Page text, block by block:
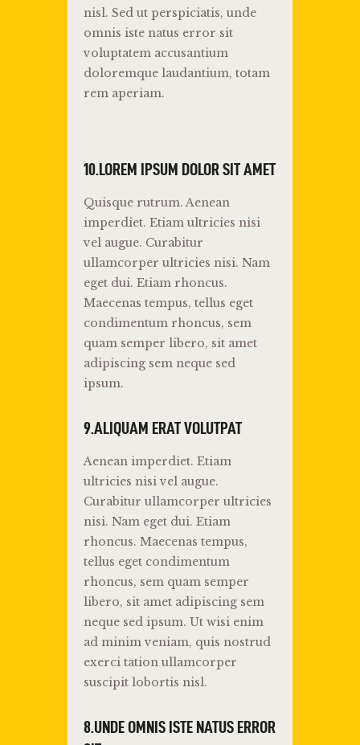
nisl. Sed ut perspiciatis, unde
omnis iste natus error sit
voluptatem accusantium
doloremque laudantium, totam
rem aperiam.
10.LOREM IPSUM DOLOR SIT AMET
Quisque rutrum. Aenean
imperdiet. Etiam ultricies nisi
vel augue. Curabitur
ullamcorper ultricies nisi. Nam
eget dui. Etiam rhoncus.
Maecenas tempus, tellus eget
condimentum rhoncus, sem
quam semper libero, sit amet
adipiscing sem neque sed
ipsum.
9.ALIQUAM ERAT VOLUTPAT
Aenean imperdiet. Etiam
ultricies nisi vel augue.
Curabitur ullamcorper ultricies
nisi. Nam eget dui. Etiam
rhoncus. Maecenas tempus,
tellus eget condimentum
rhoncus, sem quam semper
libero, sit amet adipiscing sem
neque sed ipsum. Ut wisi enim
ad minim veniam, quis nostrud
exerci tation ullamcorper
suscipit lobortis nisl.
8.UNDE OMNIS ISTE NATUS ERROR